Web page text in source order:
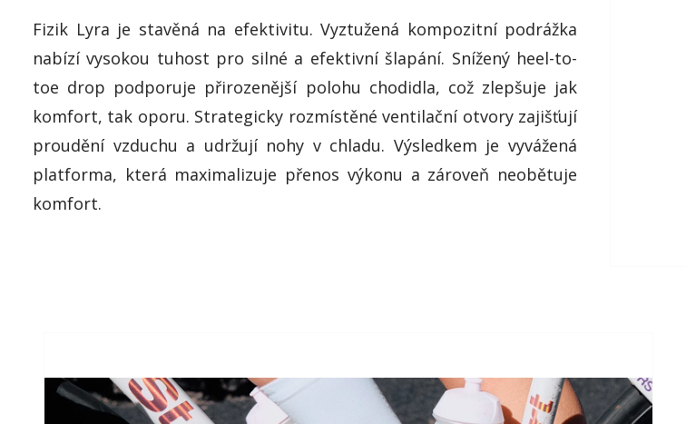
Fizik Lyra je stavěná na efektivitu. Vyztužená kompozitní podrážka
nabízí vysokou tuhost pro silné a efektivní šlapání. Snížený heel-to-
toe drop podporuje přirozenější polohu chodidla, což zlepšuje jak
komfort, tak oporu. Strategicky rozmístěné ventilační otvory zajišťují
proudění vzduchu a udržují nohy v chladu. Výsledkem je vyvážená
platforma, která maximalizuje přenos výkonu a zároveň neobětuje
komfort.